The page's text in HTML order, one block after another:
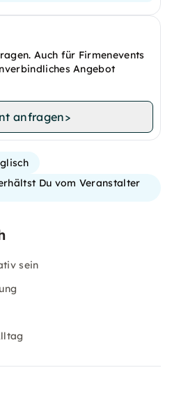
Auch für Firmenevents
Angebot
anfragen>
Du vom Veranstalter
sein